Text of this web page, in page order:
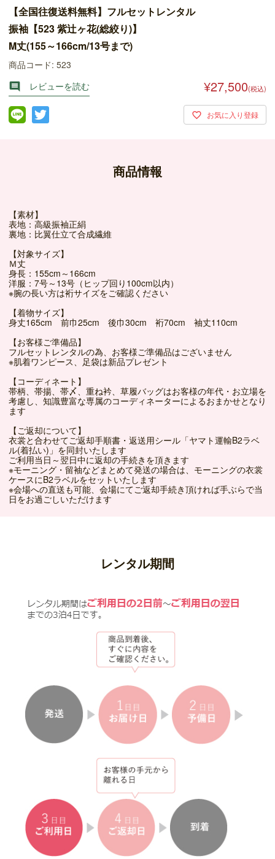
【全国往復送料無料】フルセットレンタル
振袖【523 紫辻ヶ花(総絞り)】
M丈(155～166cm/13号まで)
商品コード: 523

レビューを読む ¥27,500(税込)
商品情報
【素材】
表地：高級振袖正絹
裏地：比翼仕立て合成繊維
【対象サイズ】
Ｍ丈
身長：155cm～166cm
洋服：7号～13号（ヒップ回り100cm以内）
※腕の長い方は裄サイズをご確認ください
【着物サイズ】
身丈165cm 前巾25cm 後巾30cm 裄70cm 袖丈110cm
【お客様ご準備品】
フルセットレンタルの為、お客様ご準備品はございません
※肌着ワンピース、足袋は新品プレゼント
【コーディネート】
帯柄、帯揚、帯〆、重ね衿、草履バッグはお客様の年代・お立場を
考慮し、知識豊富な専属のコーディネーターによるおまかせとなり
ます
【ご返却について】
衣裳と合わせてご返却手順書・返送用シール「ヤマト運輸B2ラベ
ル(着払い)」を同封いたします
ご利用当日～翌日中に返却の手続きを頂きます
※モーニング・留袖などまとめて発送の場合は、モーニングの衣裳
ケースにB2ラベルをセットいたします
※会場への直送も可能、会場にてご返却手続き頂ければ手ぶらで当
日をお過ごしいただけます
レンタル期間